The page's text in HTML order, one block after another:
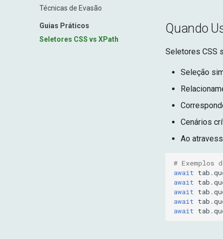
Técnicas de Evasão
Guias Práticos
Seletores CSS vs XPath
Quando
Seletores CSS
Seleção
Cenários
Ao
# Exemplos
await tab .
await tab .
await tab .
await tab .
await tab .